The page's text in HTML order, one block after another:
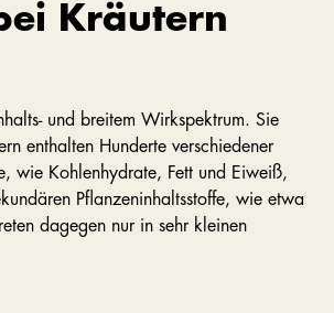
Kräutern
und breitem Wirkspektrum. Sie
enthalten Hunderte verschiedener
wie Kohlenhydrate, Fett und Eiweiß,
Pflanzeninhaltsstoffe, wie etwa
dagegen nur in sehr kleinen